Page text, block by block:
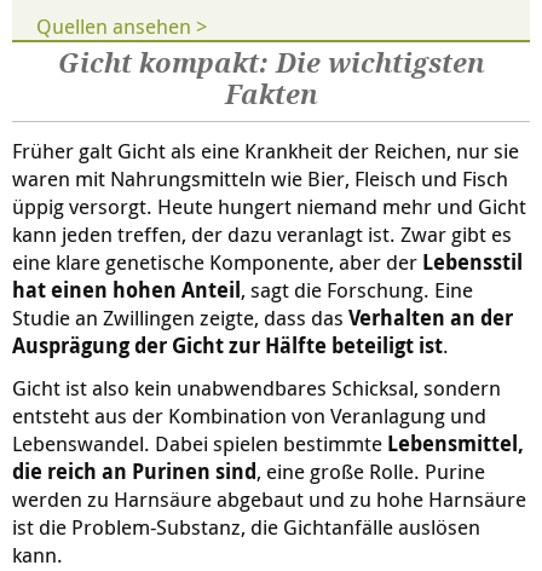
Quellen ansehen >
Gicht kompakt: Die wichtigsten
Fakten
Früher galt Gicht als eine Krankheit der Reichen, nur sie
waren mit Nahrungsmitteln wie Bier, Fleisch und Fisch
üppig versorgt. Heute hungert niemand mehr und Gicht
kann jeden treffen, der dazu veranlagt ist. Zwar gibt es
eine klare genetische Komponente, aber der Lebensstil
hat einen hohen Anteil, sagt die Forschung. Eine
Studie an Zwillingen zeigte, dass das Verhalten an der
Ausprägung der Gicht zur Hälfte beteiligt ist.
Gicht ist also kein unabwendbares Schicksal, sondern
entsteht aus der Kombination von Veranlagung und
Lebenswandel. Dabei spielen bestimmte Lebensmittel,
die reich an Purinen sind, eine große Rolle. Purine
werden zu Harnsäure abgebaut und zu hohe Harnsäure
ist die Problem-Substanz, die Gichtanfälle auslösen
kann.